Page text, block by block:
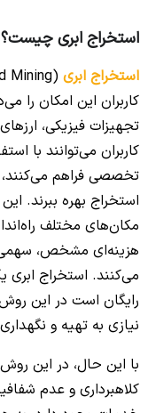
استخراج ابری چیست؟
استخراج ابری
کاربران این امکان را
تجهیزات فیزیکی،
کاربران می‌توانند با
تخصصی فراهم می‌کنند،
استخراج بهره ببرند.
مکان‌های مختلف
هزینه‌ای مشخص، سهمی
می‌کنند. استخراج ابری
رایگان است در این
نیازی به تهیه و
با این حال، در این
کلاهبرداری و عدم